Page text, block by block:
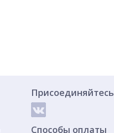
Присоединяйтесь
Способы оплаты